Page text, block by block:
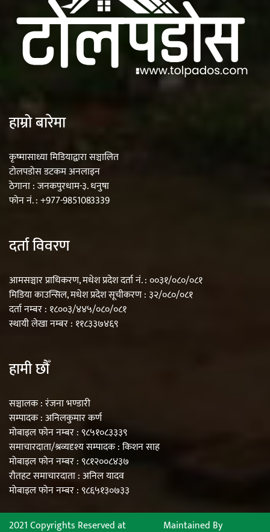
हाम्रो बारेमा
कृष्मासाध्या मिडियाद्वारा सञ्चालित
टोलपडोस डटकम अनलाइन
ठेगाना : जनकपुरधाम-३. धनुषा
फोन नं. : +977-9851083339
दर्ता विवरण
आमसञ्चार प्राधिकरण, मधेश प्रदेश दर्ता नं. : ००३१/०८०/०८१
मिडिया काउन्सिल, मधेश प्रदेश सूचीकरण : ३२/०८०/०८१
दर्ता नम्बर : १८००३/४४५/०८०/०८१
स्थायी लेखा नम्बर : ११८३३७४६९
हामी छौँ
सञ्चालक : रंजना भण्डारी
सम्पादक : अनिलकुमार कर्ण
मोबाइल फोन नम्बर : ९८५१०८३३३९
समाचारदाता/श्रव्यदृश्य सम्पादक : किशन साह
मोबाइल फोन नम्बर : ९८१२००८४३७
रौतहट समाचारदाता : अनिल यादव
मोबाइल फोन नम्बर : ९८६५१३०७३३
2021 Copyrights Reserved at
Maintained By